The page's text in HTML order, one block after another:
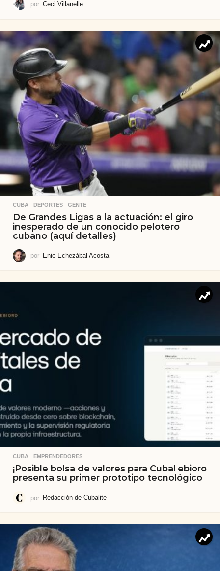
por Ceci Villanelle
CUBA ,DEPORTES ,GENTE
De Grandes Ligas a la actuación: el giro
inesperado de un conocido pelotero
cubano (aquí detalles)
por Enio Echezábal Acosta
CUBA ,EMPRENDEDORES
¡Posible bolsa de valores para Cuba! ebioro
presenta su primer prototipo tecnológico
por Redacción de Cubalite